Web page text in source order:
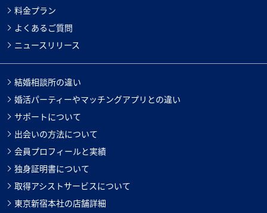
料金プラン
よくあるご質問
ニュースリリース
結婚相談所の違い
婚活パーティーやマッチングアプリとの違い
サポートについて
出会いの方法について
会員プロフィールと実績
独身証明書について
取得アシストサービスについて
東京新宿本社の店舗詳細